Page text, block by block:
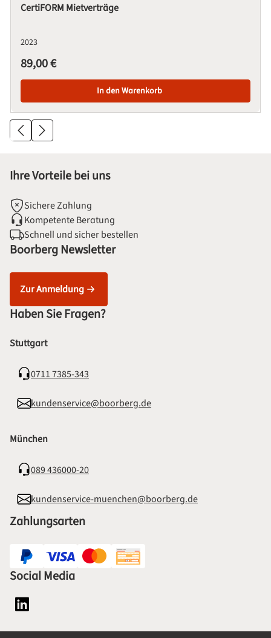
CertiFORM Mietverträge
2023
Regulärer Preis:
89,00 €
In den Warenkorb
Ihre Vorteile bei uns
Sichere Zahlung
Kompetente Beratung
Schnell und sicher bestellen
Boorberg Newsletter
Zur Anmeldung
Haben Sie Fragen?
Stuttgart
0711 7385-343
kundenservice@boorberg.de
München
089 436000-20
kundenservice-muenchen@boorberg.de
Zahlungsarten
Social Media
Social Media Plattform LinkedIn